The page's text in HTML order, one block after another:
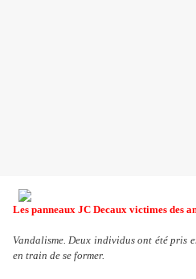
Les panneaux JC Decaux victimes des
Vandalisme. Deux individus ont été
en train de se former.